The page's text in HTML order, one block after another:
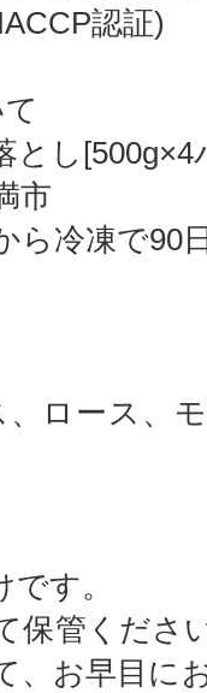
認証)
し[500g×4
市
冷凍で90
ロース、
す。
保管くださ
、お早目に